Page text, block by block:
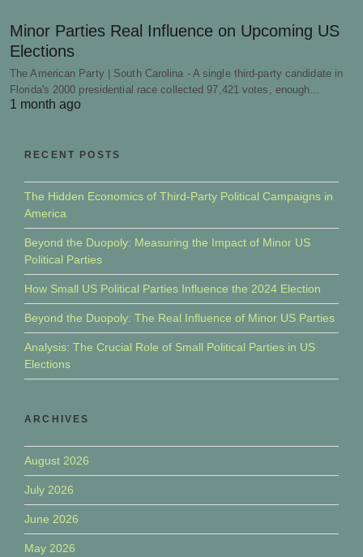
Minor Parties Real Influence on Upcoming US
Elections
The American Party | South Carolina - A single third-party candidate in
Florida's 2000 presidential race collected 97,421 votes, enough…
1 month ago
RECENT POSTS
The Hidden Economics of Third-Party Political Campaigns in
America
Beyond the Duopoly: Measuring the Impact of Minor US
Political Parties
How Small US Political Parties Influence the 2024 Election
Beyond the Duopoly: The Real Influence of Minor US Parties
Analysis: The Crucial Role of Small Political Parties in US
Elections
ARCHIVES
August 2026
July 2026
June 2026
May 2026